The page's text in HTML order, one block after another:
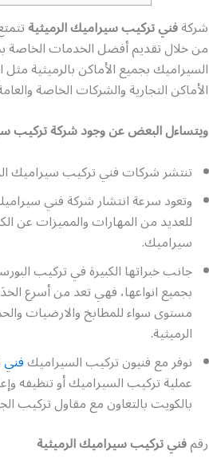
شركةفني تركيب سيراميك الرميثية
من خلال تقديم أفضل الخدمات الخاصة
السيراميك بجميع الأماكن بالرميثية
الأماكن التجارية والشركات الخاصة
ويتساءل البعض عن وجود شركة تركيب
تنتشر شركات فني تركيب سيراميك
وتعود سرعة انتشار شركة فني
للعديد من المهارات والمميزات عن
سيراميك.
جانب خبراتها الكبيرة في تركيب
بجميع انواعها، فهي تعد من أسرع
مستوى سواء للمطابخ والارضيات
الرميثية.
نوفر مع فنيون تركيب السيراميك
عملية تركيب السيراميك أو تنظيفه
بالكويت بالتعاون مع مقاول تركيب
رقمفني تركيب سيراميك الرميثية